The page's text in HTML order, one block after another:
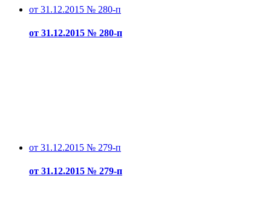
от 31.12.2015 № 280-п
от 31.12.2015 № 280-п
от 31.12.2015 № 279-п
от 31.12.2015 № 279-п